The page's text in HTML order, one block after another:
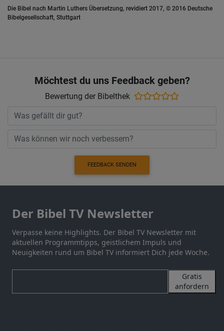
Die Bibel nach Martin Luthers Übersetzung, revidiert 2017, © 2016 Deutsche
Bibelgesellschaft, Stuttgart
Möchtest du uns Feedback geben?
Bewertung der Bibelthek
FEEDBACK SENDEN
Der Bibel TV Newsletter
Verpasse keine Highlights. Der Bibel TV Newsletter mit
aktuellen Programmtipps, geistlichem Impuls und
Neuigkeiten rund um Bibel TV informiert Dich jede Woche.
Gratis
anfordern